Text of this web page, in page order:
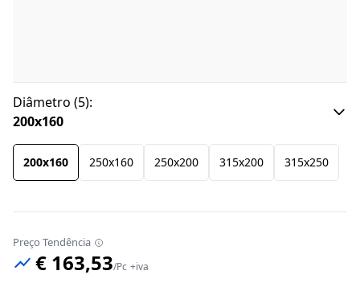
Diâmetro (5):
200x160
200x160 250x160 250x200 315x200 315x250
Preço Tendência
€ 163,53/Pc +iva